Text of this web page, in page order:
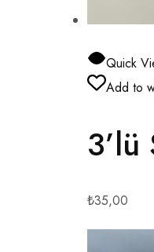
Quick
Add to
3’lü
₺35,00